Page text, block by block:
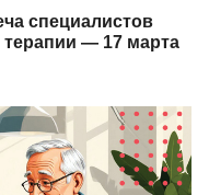
специалистов
— 17 марта